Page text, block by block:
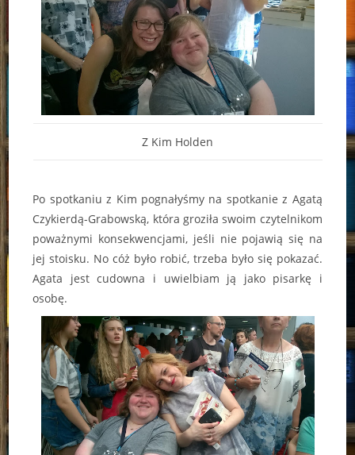
Z Kim Holden
Po spotkaniu z Kim pognałyśmy na spotkanie z Agatą
Czykierdą-Grabowską, która groziła swoim czytelnikom
poważnymi konsekwencjami, jeśli nie pojawią się na
jej stoisku. No cóż było robić, trzeba było się pokazać.
Agata jest cudowna i uwielbiam ją jako pisarkę i
osobę.